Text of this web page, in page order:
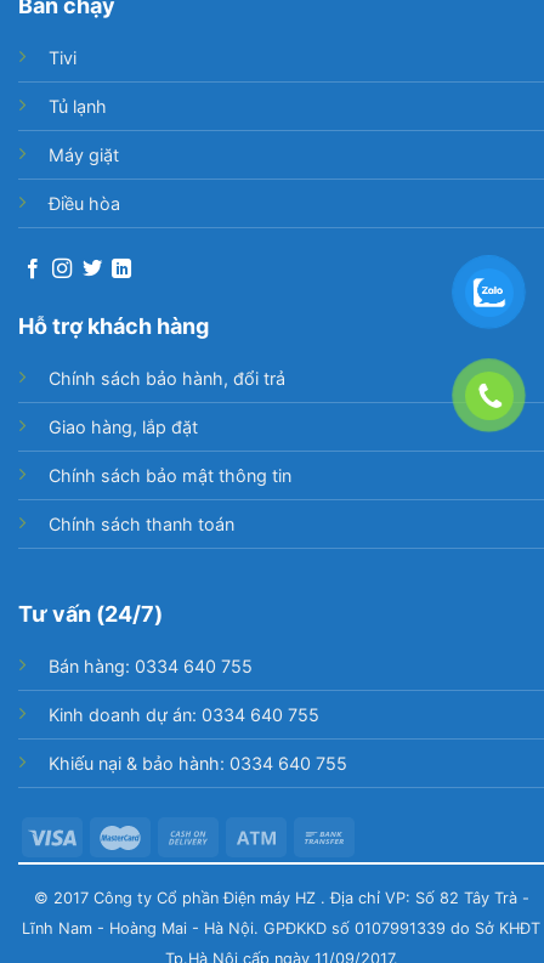
Bán chạy
Tivi
Tủ lạnh
Máy giặt
Điều hòa
Hỗ trợ khách hàng
Chính sách bảo hành, đổi trả
Giao hàng, lắp đặt
Chính sách bảo mật thông tin
Chính sách thanh toán
Tư vấn (24/7)
Bán hàng: 0334 640 755
Kinh doanh dự án: 0334 640 755
Khiếu nại & bảo hành: 0334 640 755
© 2017 Công ty Cổ phần Điện máy HZ . Địa chỉ VP: Số 82 Tây Trà -
Lĩnh Nam - Hoàng Mai - Hà Nội. GPĐKKD số 0107991339 do Sở KHĐT
Tp.Hà Nội cấp ngày 11/09/2017.